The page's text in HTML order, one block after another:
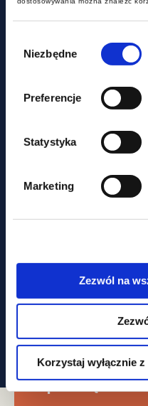
zgody
Niezbędne
Preferencje
Statystyka
Marketing
Zezwól na
Korzystaj wyłącznie
aktualności
Najnowsze
zatrudnianiu
Obawiasz
że ominą
W prawie?
Zapisz się do